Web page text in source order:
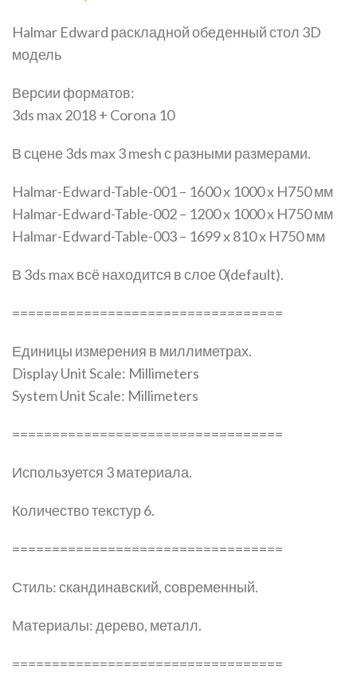
Halmar Edward раскладной обеденный стол 3D
модель
Версии форматов:
3ds max 2018 + Corona 10
В сцене 3ds max 3 mesh с разными размерами.
Halmar-Edward-Table-001 – 1600 x 1000 x H750 мм
Halmar-Edward-Table-002 – 1200 x 1000 x H750 мм
Halmar-Edward-Table-003 – 1699 x 810 x H750 мм
В 3ds max всё находится в слое 0(default).
==================================
Единицы измерения в миллиметрах.
Display Unit Scale: Millimeters
System Unit Scale: Millimeters
==================================
Используется 3 материала.
Количество текстур 6.
==================================
Стиль: скандинавский, современный.
Материалы: дерево, металл.
==================================